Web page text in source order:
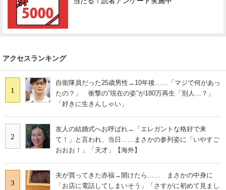
アクセスランキング
1
自衛隊員だった25歳男性→10年後……「マジで何があっ
たの？」 衝撃の“現在の姿”が180万再生「別人…？」
「好きに生きんしゃい」
2
友人の結婚式へお呼ばれ→「エレガントな格好で来
て！」と言われ、当日……まさかの参列姿に「いやすご
おおお！」「天才」【海外】
3
夫が買ってきた赤福→開けたら…… まさかの中身に
「お店に電話してしまいそう」「さすがに初めて見まし